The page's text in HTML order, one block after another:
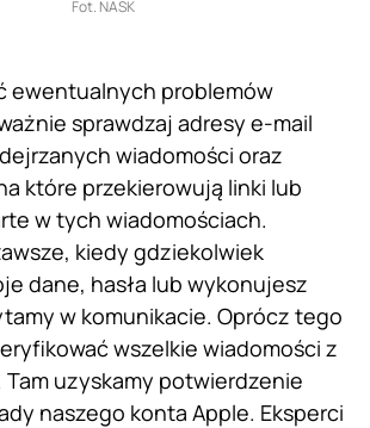
Fot. NASK
ewentualnych problemów
sprawdzaj adresy e-mail
wiadomości oraz
które przekierowują linki lub
w tych wiadomościach.
kiedy gdziekolwiek
dane, hasła lub wykonujesz
w komunikacie. Oprócz tego
wszelkie wiadomości z
uzyskamy potwierdzenie
naszego konta Apple. Eksperci